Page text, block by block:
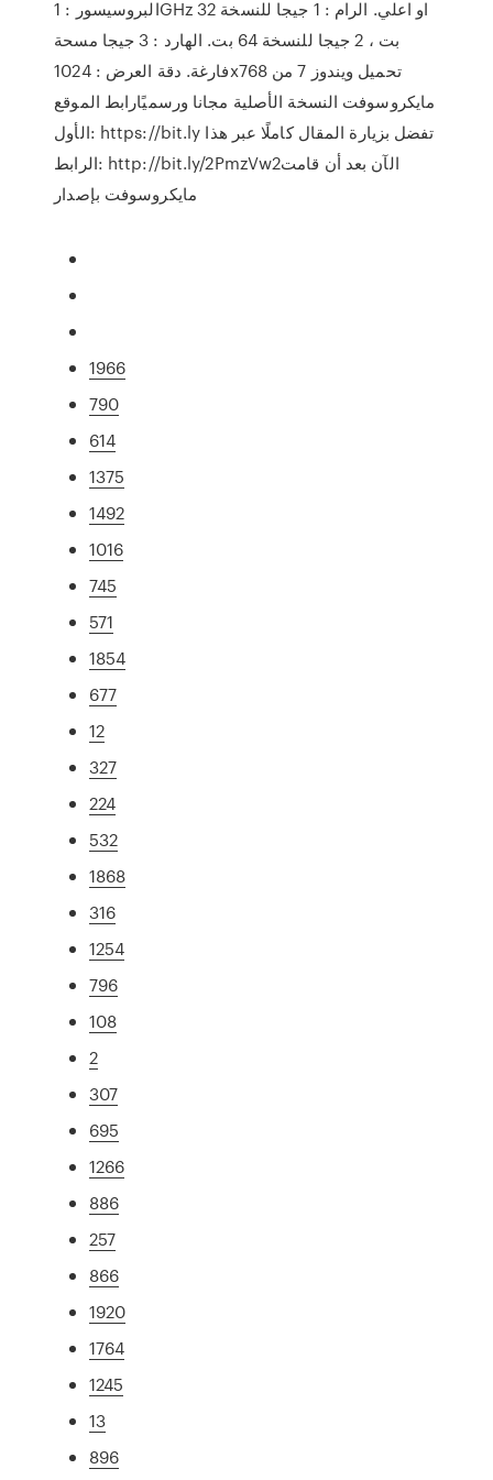
البروسيسور : 1GHz او اعلي. الرام : 1 جيجا للنسخة 32
بت ، 2 جيجا للنسخة 64 بت. الهارد : 3 جيجا مسحة
فارغة. دقة العرض : 1024x768 تحميل ويندوز 7 من
مايكروسوفت النسخة الأصلية مجانا ورسميًارابط الموقع
الأول: https://bit.ly تفضل بزيارة المقال كاملًا عبر هذا
الرابط: http://bit.ly/2PmzVw2الآن بعد أن قامت
مايكروسوفت بإصدار
1966
790
614
1375
1492
1016
745
571
1854
677
12
327
224
532
1868
316
1254
796
108
2
307
695
1266
886
257
866
1920
1764
1245
13
896